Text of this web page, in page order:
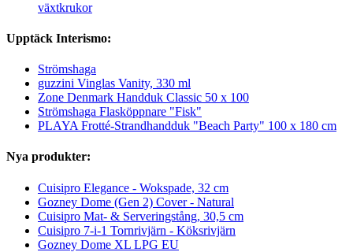
växtkrukor
Upptäck Interismo:
Strömshaga
guzzini Vinglas Vanity, 330 ml
Zone Denmark Handduk Classic 50 x 100
Strömshaga Flasköppnare "Fisk"
PLAYA Frotté-Strandhandduk "Beach Party" 100 x 180 cm
Nya produkter:
Cuisipro Elegance - Wokspade, 32 cm
Gozney Dome (Gen 2) Cover - Natural
Cuisipro Mat- & Serveringstång, 30,5 cm
Cuisipro 7-i-1 Tornrivjärn - Köksrivjärn
Gozney Dome XL LPG EU